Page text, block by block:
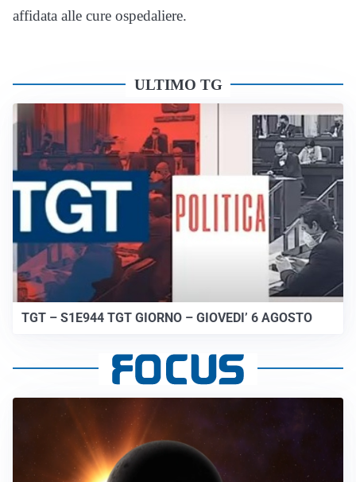
affidata alle cure ospedaliere.
ULTIMO TG
TGT – S1E944 TGT GIORNO – GIOVEDI’ 6 AGOSTO